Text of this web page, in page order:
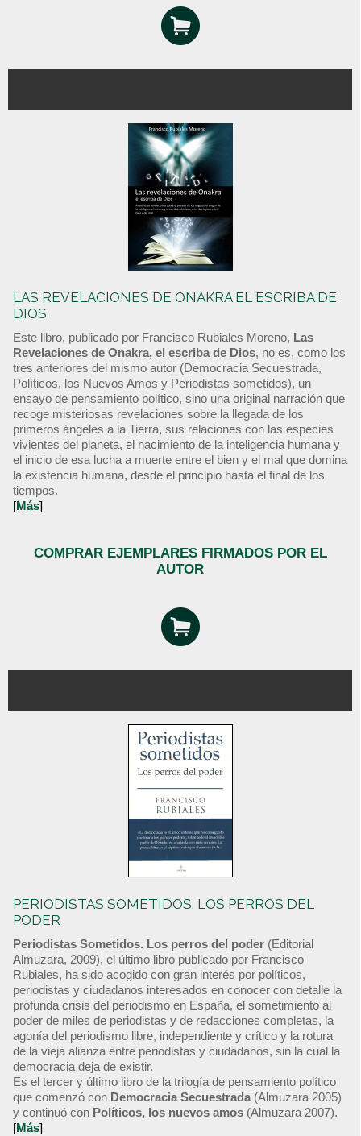
LAS REVELACIONES DE ONAKRA EL ESCRIBA DE
DIOS
Este libro, publicado por Francisco Rubiales Moreno, Las
Revelaciones de Onakra, el escriba de Dios, no es, como los
tres anteriores del mismo autor (Democracia Secuestrada,
Políticos, los Nuevos Amos y Periodistas sometidos), un
ensayo de pensamiento político, sino una original narración que
recoge misteriosas revelaciones sobre la llegada de los
primeros ángeles a la Tierra, sus relaciones con las especies
vivientes del planeta, el nacimiento de la inteligencia humana y
el inicio de esa lucha a muerte entre el bien y el mal que domina
la existencia humana, desde el principio hasta el final de los
tiempos.
[Más]
COMPRAR EJEMPLARES FIRMADOS POR EL
AUTOR
PERIODISTAS SOMETIDOS. LOS PERROS DEL
PODER
Periodistas Sometidos. Los perros del poder (Editorial
Almuzara, 2009), el último libro publicado por Francisco
Rubiales, ha sido acogido con gran interés por políticos,
periodistas y ciudadanos interesados en conocer con detalle la
profunda crisis del periodismo en España, el sometimiento al
poder de miles de periodistas y de redacciones completas, la
agonía del periodismo libre, independiente y crítico y la rotura
de la vieja alianza entre periodistas y ciudadanos, sin la cual la
democracia deja de existir.
Es el tercer y último libro de la trilogía de pensamiento político
que comenzó con Democracia Secuestrada (Almuzara 2005)
y continuó con Políticos, los nuevos amos (Almuzara 2007).
[Más]